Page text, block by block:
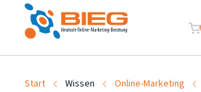
Start Wissen
Online-Marketing